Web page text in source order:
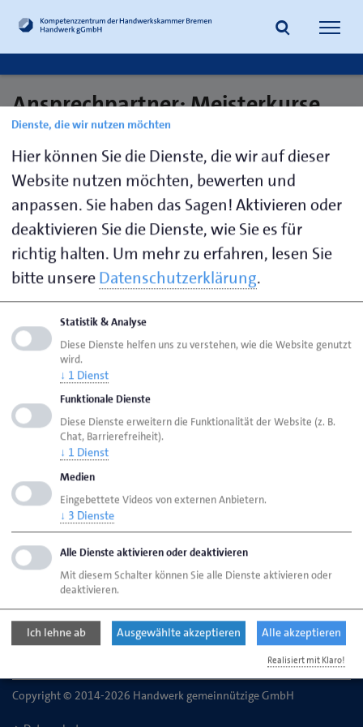
Suche
Ansprechpartner: Meisterkurse
Teil III und IV
Gebhardt,
Kathrin
0421
222744-
422
Seite empfehlen
Seite drucken
aktualisiert am 10. Feb. 2026
Handwerk Bremen
Ansprechpersonen
Bereiche
Handwerk gemeinnützige GmbH
Schongauer Straße 2
28219 Bremen
Copyright © 2014-2026 Handwerk gemeinnützige GmbH
Dienste, die wir nutzen möchten
Hier können Sie die Dienste, die wir auf dieser
Website nutzen möchten, bewerten und
anpassen. Sie haben das Sagen! Aktivieren oder
deaktivieren Sie die Dienste, wie Sie es für
richtig halten. Um mehr zu erfahren, lesen Sie
bitte unsereDatenschutzerklärung.
Statistik & Analyse
Diese Dienste helfen uns zu verstehen, wie die Website genutzt
wird.
↓ 1 Dienst
Funktionale Dienste
Diese Dienste erweitern die Funktionalität der Website (z. B.
Chat, Barrierefreiheit).
↓ 1 Dienst
Medien
Eingebettete Videos von externen Anbietern.
↓ 3 Dienste
Alle Dienste aktivieren oder deaktivieren
Mit diesem Schalter können Sie alle Dienste aktivieren oder
deaktivieren.
Ich lehne ab Ausgewählte akzeptieren Alle akzeptieren
Realisiert mit Klaro!